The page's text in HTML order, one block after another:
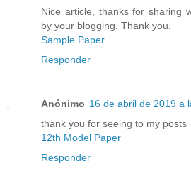
Nice article, thanks for sharing
by your blogging. Thank you.
Sample Paper
Responder
Anónimo 16 de abril de 2019 a
thank you for seeing to my posts
12th Model Paper
Responder